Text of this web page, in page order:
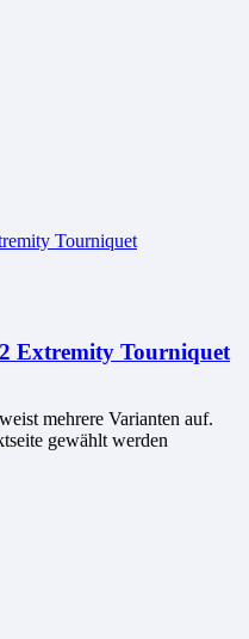
Extremity Tourniquet
mehrere Varianten auf.
gewählt werden